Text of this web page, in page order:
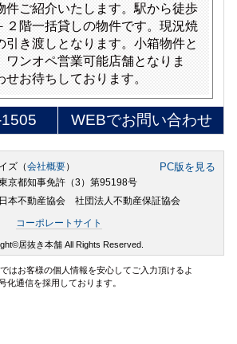
件ご紹介いたします。駅から徒歩
２階一括貸しの物件です。現況焼
引き渡しとなります。小箱物件と
ワンオペ営業可能店舗となりま
お待ちしております。
WEBでお問い合わせ
ズ（会社概要） PC版を見る
京都知事免許（3）第95198号
本不動産協会 社団法人不動産保証協会
コーポレートサイト
居抜き本舗 All Rights Reserved.
はお客様の個人情報を安心してご入力頂けるよ
化通信を採用しております。